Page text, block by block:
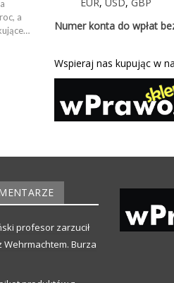
a
Numer konta do wpłat
Wspieraj nas kupując w
profesor zarzucił
Wehrmachtem. Burza